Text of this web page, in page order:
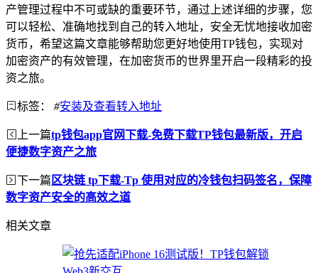
产管理过程中不可或缺的重要环节，通过上述详细的步骤，您
可以轻松、准确地找到自己的转入地址，安全无忧地接收加密
货币，希望这篇文章能够帮助您更好地使用TP钱包，实现对
加密资产的有效管理，在加密货币的世界里开启一段精彩的投
资之旅。
标签： #安装及查看转入地址
上一篇tp钱包app官网下载-免费下载TP钱包最新版，开启
便捷数字资产之旅
下一篇 区块链 tp下载-Tp 使用对应的冷钱包扫码签名，保障
数字资产安全的高效之道
相关文章